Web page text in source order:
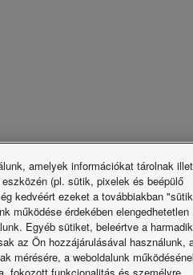
amelyek információkat tárolnak
(pl. sütik, pixelek és beépülő
kedvéért ezeket a továbbiakban
működése érdekében elengedhetetlen
Egyéb sütiket, beleértve a harmadik
az Ön hozzájárulásával használunk,
mérésére, a weboldalunk